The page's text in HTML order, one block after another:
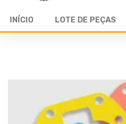
INÍCIO LOTE DE PEÇAS